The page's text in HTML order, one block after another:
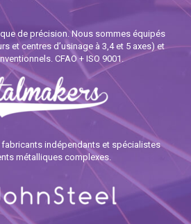
de précision. Nous sommes équipés
et centres d’usinage à 3,4 et 5 axes) et
CFAO + ISO 9001.
indépendants et spécialistes
métalliques complexes.